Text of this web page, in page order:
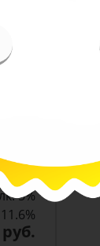
5%